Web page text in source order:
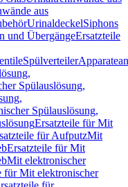
aus
UrinaldeckelSiphons
und ÜbergängeErsatzteile
Spülverteiler
Spülauslösung,
Spülauslösung,
Ersatzteile für Mit
für AufputzMit
Ersatzteile für Mit
Mit elektronischer
für Mit elektronischer